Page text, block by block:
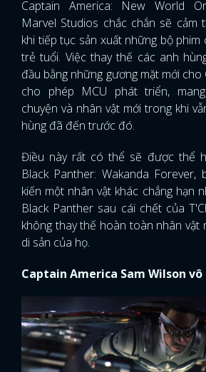
Captain America: New World
Marvel Studios chắc chắn sẽ cảm
khi tiếp tục sản xuất những bộ
trẻ tuổi. Việc thay thế các anh
đầu bằng những gương mặt mới
cho phép MCU phát triển,
chuyện và nhân vật mới trong khi
hùng đã đến trước đó.
Điều này rất có thể sẽ được thể
Black Panther: Wakanda Forever,
kiến ​​một nhân vật khác chẳng hạn
Black Panther sau cái chết của
không thay thế hoàn toàn nhân vật
di sản của họ.
Captain America Sam Wilson